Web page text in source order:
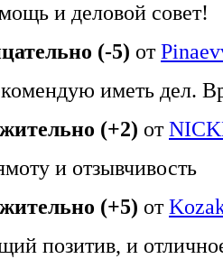
и деловой совет!
(-5) от
иметь дел.
(+2) от
и отзывчивость
(+5) от
позитив, и